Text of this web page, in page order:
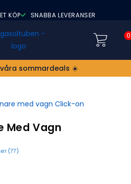
KÖP SNABBA LEVERANSER
0
våra sommardeals ☀️
Med Vagn
(77)